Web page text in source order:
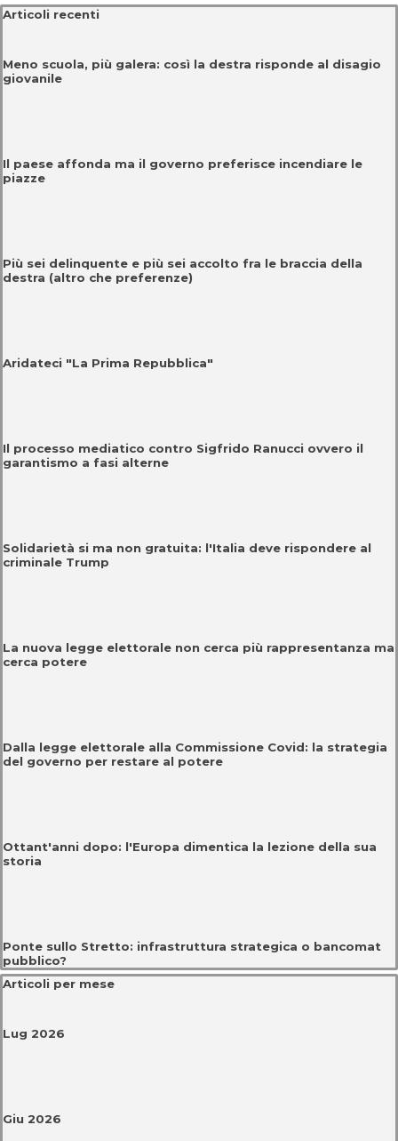
Salta blocco Articoli recenti
Articoli recenti
Meno scuola, più galera: così la destra risponde al disagio
giovanile
Il paese affonda ma il governo preferisce incendiare le
piazze
Più sei delinquente e più sei accolto fra le braccia della
destra (altro che preferenze)
Aridateci "La Prima Repubblica"
Il processo mediatico contro Sigfrido Ranucci ovvero il
garantismo a fasi alterne
Solidarietà si ma non gratuita: l'Italia deve rispondere al
criminale Trump
La nuova legge elettorale non cerca più rappresentanza ma
cerca potere
Dalla legge elettorale alla Commissione Covid: la strategia
del governo per restare al potere
Ottant'anni dopo: l'Europa dimentica la lezione della sua
storia
Ponte sullo Stretto: infrastruttura strategica o bancomat
pubblico?
Salta blocco Articoli per mese
Articoli per mese
Lug 2026
Giu 2026